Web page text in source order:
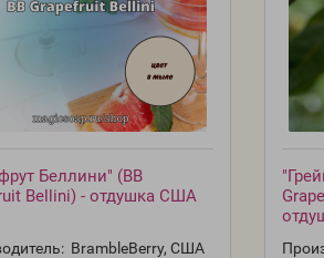
Беллини" (BB
Bellini) - отдушка США
BrambleBerry, США